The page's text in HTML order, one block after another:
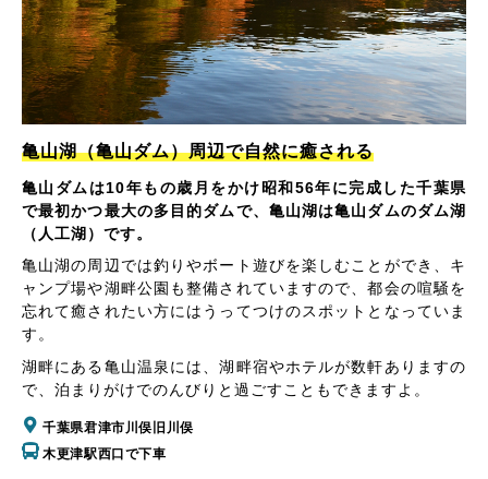
亀山湖（亀山ダム）周辺で自然に癒される
亀山ダムは10年もの歳月をかけ昭和56年に完成した千葉県
で最初かつ最大の多目的ダムで、亀山湖は亀山ダムのダム湖
（人工湖）です。
亀山湖の周辺では釣りやボート遊びを楽しむことができ、キ
ャンプ場や湖畔公園も整備されていますので、都会の喧騒を
忘れて癒されたい方にはうってつけのスポットとなっていま
す。
湖畔にある亀山温泉には、湖畔宿やホテルが数軒ありますの
で、泊まりがけでのんびりと過ごすこともできますよ。
千葉県君津市川俣旧川俣
木更津駅西口で下車